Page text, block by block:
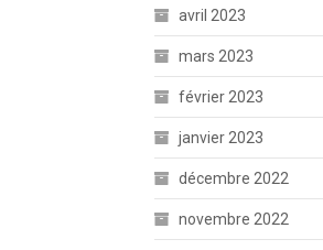
avril 2023
mars 2023
février 2023
janvier 2023
décembre 2022
novembre 2022